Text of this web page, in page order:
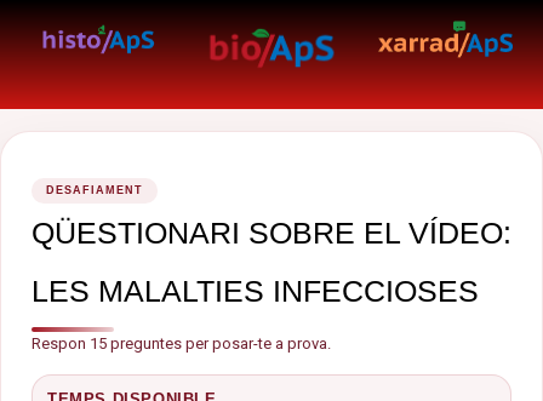
DESAFIAMENT
QÜESTIONARI SOBRE EL VÍDEO:
LES MALALTIES INFECCIOSES
Respon 15 preguntes per posar-te a prova.